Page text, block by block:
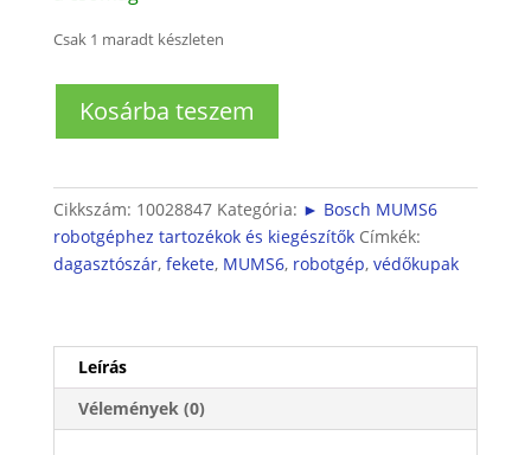
Csak 1 maradt készleten
MUMS6
védőkupak
mennyiség
Kosárba teszem
Cikkszám: 10028847 Kategória: ► Bosch MUMS6
robotgéphez tartozékok és kiegészítők Címkék:
dagasztószár, fekete, MUMS6, robotgép, védőkupak
Leírás
Vélemények (0)